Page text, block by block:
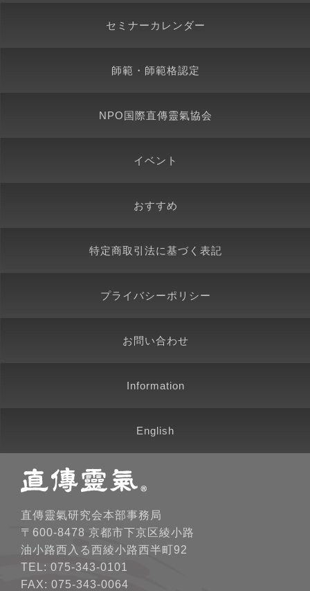
セミナーカレンダー
師範・師範格認定
NPO国際直傳靈氣協会
イベント
おすすめ
特定商取引法に基づく表記
プライバシーポリシー
お問い合わせ
Information
English
直傳靈氣研究会本部事務局
〒600-8478 京都市下京区綾小路
油小路西入る西綾小路西半町92
TEL: 075-343-0101
FAX: 075-343-0064